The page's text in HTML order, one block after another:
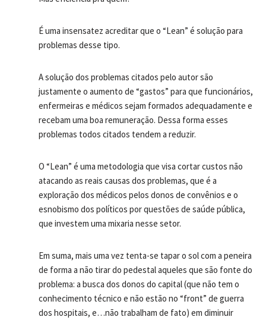
É uma insensatez acreditar que o “Lean” é solução para
problemas desse tipo.
A solução dos problemas citados pelo autor são
justamente o aumento de “gastos” para que funcionários,
enfermeiras e médicos sejam formados adequadamente e
recebam uma boa remuneração. Dessa forma esses
problemas todos citados tendem a reduzir.
O “Lean” é uma metodologia que visa cortar custos não
atacando as reais causas dos problemas, que é a
exploração dos médicos pelos donos de convênios e o
esnobismo dos políticos por questões de saúde pública,
que investem uma mixaria nesse setor.
Em suma, mais uma vez tenta-se tapar o sol com a peneira
de forma a não tirar do pedestal aqueles que são fonte do
problema: a busca dos donos do capital (que não tem o
conhecimento técnico e não estão no “front” de guerra
dos hospitais, e…não trabalham de fato) em diminuir